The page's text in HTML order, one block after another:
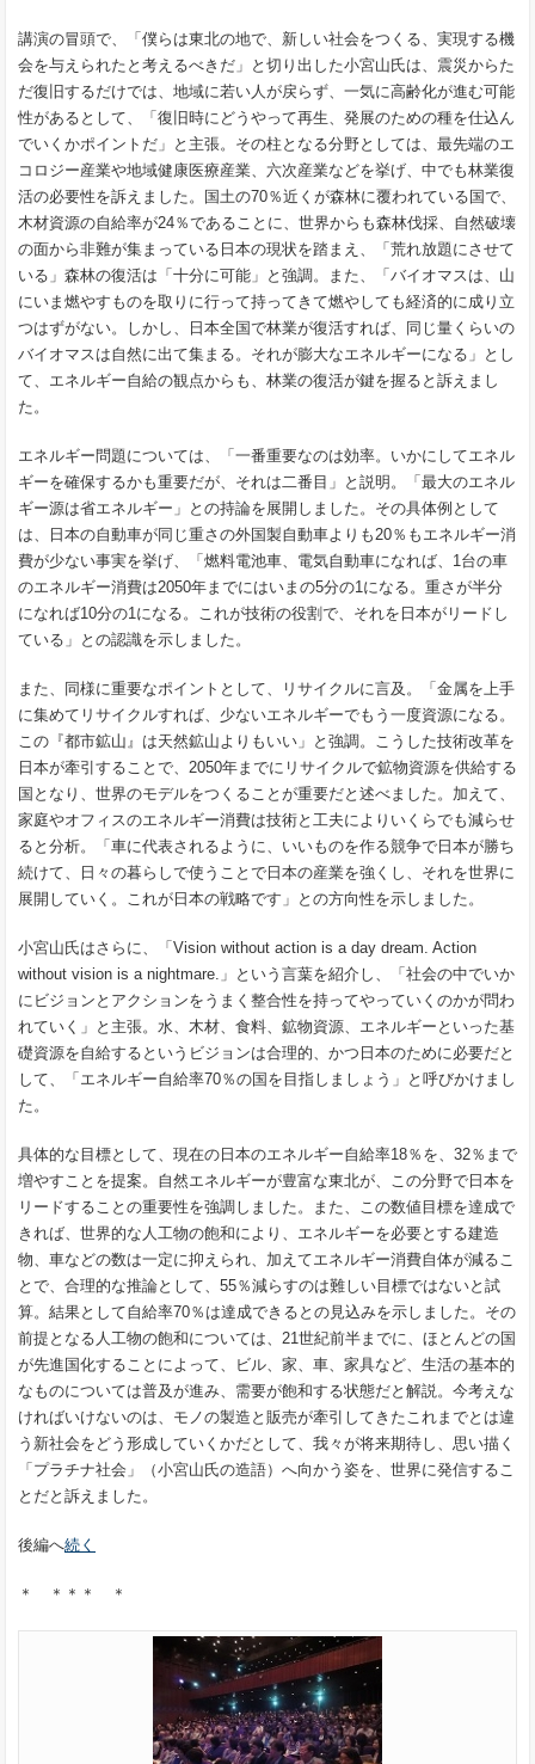
講演の冒頭で、「僕らは東北の地で、新しい社会をつくる、実現する機
会を与えられたと考えるべきだ」と切り出した小宮山氏は、震災からた
だ復旧するだけでは、地域に若い人が戻らず、一気に高齢化が進む可能
性があるとして、「復旧時にどうやって再生、発展のための種を仕込ん
でいくかポイントだ」と主張。その柱となる分野としては、最先端のエ
コロジー産業や地域健康医療産業、六次産業などを挙げ、中でも林業復
活の必要性を訴えました。国土の70％近くが森林に覆われている国で、
木材資源の自給率が24％であることに、世界からも森林伐採、自然破壊
の面から非難が集まっている日本の現状を踏まえ、「荒れ放題にさせて
いる」森林の復活は「十分に可能」と強調。また、「バイオマスは、山
にいま燃やすものを取りに行って持ってきて燃やしても経済的に成り立
つはずがない。しかし、日本全国で林業が復活すれば、同じ量くらいの
バイオマスは自然に出て集まる。それが膨大なエネルギーになる」とし
て、エネルギー自給の観点からも、林業の復活が鍵を握ると訴えまし
た。
エネルギー問題については、「一番重要なのは効率。いかにしてエネル
ギーを確保するかも重要だが、それは二番目」と説明。「最大のエネル
ギー源は省エネルギー」との持論を展開しました。その具体例として
は、日本の自動車が同じ重さの外国製自動車よりも20％もエネルギー消
費が少ない事実を挙げ、「燃料電池車、電気自動車になれば、1台の車
のエネルギー消費は2050年までにはいまの5分の1になる。重さが半分
になれば10分の1になる。これが技術の役割で、それを日本がリードし
ている」との認識を示しました。
また、同様に重要なポイントとして、リサイクルに言及。「金属を上手
に集めてリサイクルすれば、少ないエネルギーでもう一度資源になる。
この『都市鉱山』は天然鉱山よりもいい」と強調。こうした技術改革を
日本が牽引することで、2050年までにリサイクルで鉱物資源を供給する
国となり、世界のモデルをつくることが重要だと述べました。加えて、
家庭やオフィスのエネルギー消費は技術と工夫によりいくらでも減らせ
ると分析。「車に代表されるように、いいものを作る競争で日本が勝ち
続けて、日々の暮らしで使うことで日本の産業を強くし、それを世界に
展開していく。これが日本の戦略です」との方向性を示しました。
小宮山氏はさらに、「Vision without action is a day dream. Action
without vision is a nightmare.」という言葉を紹介し、「社会の中でいか
にビジョンとアクションをうまく整合性を持ってやっていくのかが問わ
れていく」と主張。水、木材、食料、鉱物資源、エネルギーといった基
礎資源を自給するというビジョンは合理的、かつ日本のために必要だと
して、「エネルギー自給率70％の国を目指しましょう」と呼びかけまし
た。
具体的な目標として、現在の日本のエネルギー自給率18％を、32％まで
増やすことを提案。自然エネルギーが豊富な東北が、この分野で日本を
リードすることの重要性を強調しました。また、この数値目標を達成で
きれば、世界的な人工物の飽和により、エネルギーを必要とする建造
物、車などの数は一定に抑えられ、加えてエネルギー消費自体が減るこ
とで、合理的な推論として、55％減らすのは難しい目標ではないと試
算。結果として自給率70％は達成できるとの見込みを示しました。その
前提となる人工物の飽和については、21世紀前半までに、ほとんどの国
が先進国化することによって、ビル、家、車、家具など、生活の基本的
なものについては普及が進み、需要が飽和する状態だと解説。今考えな
ければいけないのは、モノの製造と販売が牽引してきたこれまでとは違
う新社会をどう形成していくかだとして、我々が将来期待し、思い描く
「プラチナ社会」（小宮山氏の造語）へ向かう姿を、世界に発信するこ
とだと訴えました。
後編へ続く
＊ ＊＊＊ ＊